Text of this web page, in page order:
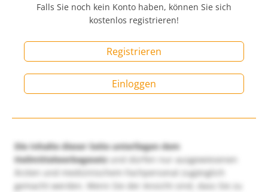
Falls Sie noch kein Konto haben, können Sie sich
kostenlos registrieren!
Registrieren
Einloggen
Die Inhalte dieser Seite unterliegen dem
Heilmittelwerbegesetzund dürfen nur ausgewiesenen
Ärzten und medizinischem Fachpersonal zugänglich
gemacht werden. Wenn Sie der Ansicht sind, dass Sie zu